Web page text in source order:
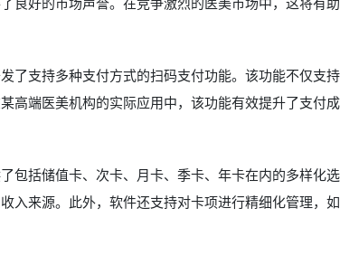
了支持多种支付方式的扫码支付功能。该功能不仅支
高端医美机构的实际应用中，该功能有效提升了支付
包括储值卡、次卡、月卡、季卡、年卡在内的多样化
入来源。此外，软件还支持对卡项进行精细化管理，